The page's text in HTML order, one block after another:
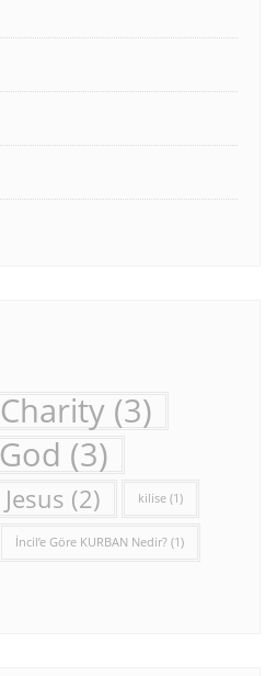
Charity (3)
God (3)
Jesus (2) kilise (1)
İncil’e Göre KURBAN Nedir? (1)